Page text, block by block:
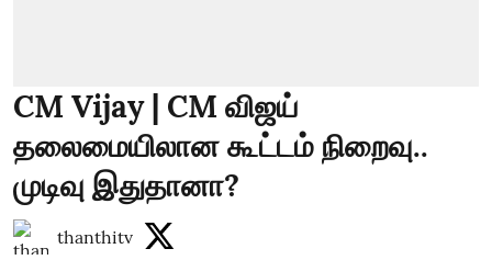
CM Vijay | CM விஜய்
தலைமையிலான கூட்டம் நிறைவு..
முடிவு இதுதானா?
thanthitv